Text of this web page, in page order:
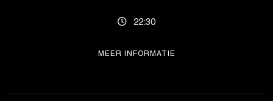
22:30
MEER INFORMATIE